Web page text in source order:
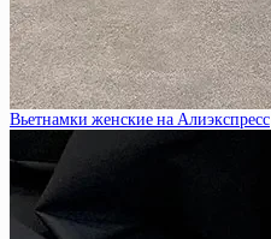
Вьетнамки женские на Алиэкспресс